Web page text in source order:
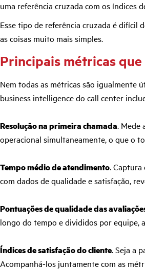
uma referência cruzada com os índices
Esse tipo de referência cruzada é difícil
as coisas muito mais simples.
Principais métricas
Nem todas as métricas são igualmente
business intelligence do call center
Resolução na primeira chamada. Mede
operacional simultaneamente, o que o
Tempo médio de atendimento. Captura
com dados de qualidade e satisfação,
Pontuações de qualidade das
longo do tempo e divididos por equipe,
Índices de satisfação do cliente. Seja a
Acompanhá-los juntamente com as